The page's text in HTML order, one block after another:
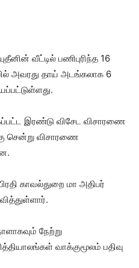
வீட்டில் பணிபுரிந்த 16
அவரது தாய் அடங்கலாக 6
இரண்டு விசேட விசாரணை
சென்று விசாரணை
காவல்துறை மா அதிபர்
நேற்று
வாக்குமூலம் பதிவு